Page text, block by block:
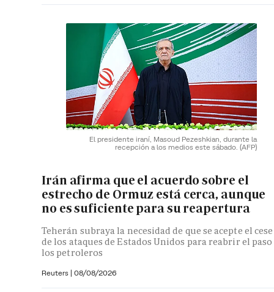
El presidente iraní, Masoud Pezeshkian, durante la
recepción a los medios este sábado. (AFP)
Irán afirma que el acuerdo sobre el
estrecho de Ormuz está cerca, aunque
no es suficiente para su reapertura
Teherán subraya la necesidad de que se acepte el cese
de los ataques de Estados Unidos para reabrir el paso
los petroleros
Reuters | 08/08/2026